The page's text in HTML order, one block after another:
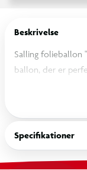
Beskrivelse
Salling folieballon
ballon, der er
Den gyldne farve
sig godt til fx
andre fejringer.
gavebordet, ved
Specifikationer